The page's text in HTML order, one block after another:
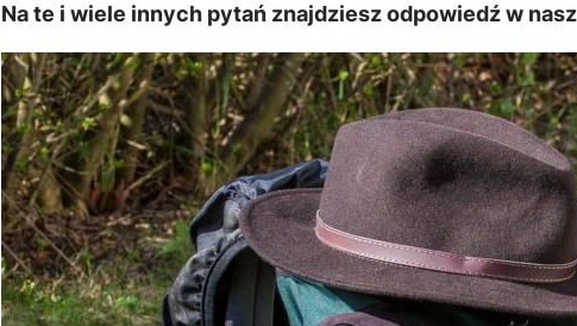
Na te i wiele innych pytań znajdziesz odpowiedź w